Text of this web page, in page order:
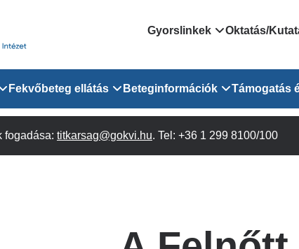
Gyorslinkek
Országos Online
EESZT - Egészségablak
Egységes alapellátási
Oktatás/
Fekvőbeteg ellátás
Felnőtt Kardiológiai Osztály
Beteginformációk
Orvosaink
lekérése
Támogatás
felnőtt
fogadása: titkarsag@gokvi.hu. Tel: +36 1 299 8100/100